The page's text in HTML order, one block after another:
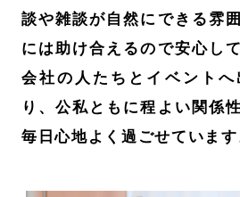
談や雑談が自然にできる雰
には助け合えるので安心し
会社の人たちとイベント
り、公私ともに程よい関係
毎日心地よく過ごせています